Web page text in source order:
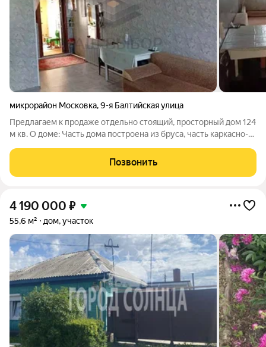
микрорайон Московка,9-я Балтийская улица
Предлагаем к продаже отдельно стоящий, просторный дом 124
м кв. О доме: Часть дома построена из бруса, часть каркасно-
веранда. Коммуникации: установлен двухконтурный газовый
котел, есть
Позвонить
4 190 000 ₽
55,6 м² дом, участок